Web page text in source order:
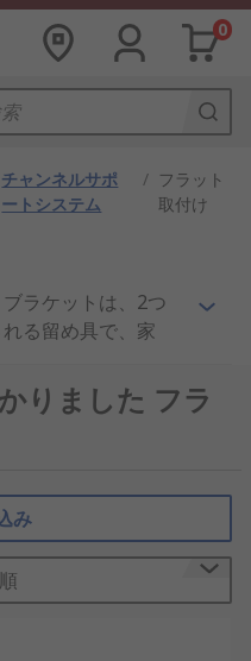
0
チャンネルサポ
ートシステム
/ フラット
取付け
ラケットは、2つ
る留め具で、家
コンポーネントを
ます。
さまざまなタイプ
ます。また、木材
設資材を結合する
の取り付けやキッチ
りました フラ
み